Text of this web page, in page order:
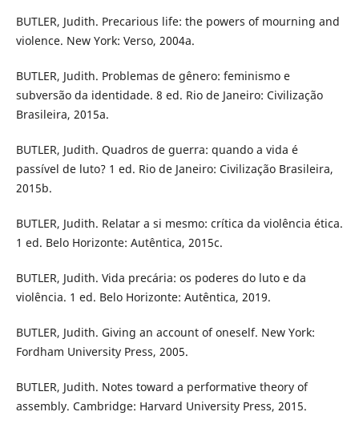
BUTLER, Judith. Precarious life: the powers of mourning and
violence. New York: Verso, 2004a.
BUTLER, Judith. Problemas de gênero: feminismo e
subversão da identidade. 8 ed. Rio de Janeiro: Civilização
Brasileira, 2015a.
BUTLER, Judith. Quadros de guerra: quando a vida é
passível de luto? 1 ed. Rio de Janeiro: Civilização Brasileira,
2015b.
BUTLER, Judith. Relatar a si mesmo: crítica da violência ética.
1 ed. Belo Horizonte: Autêntica, 2015c.
BUTLER, Judith. Vida precária: os poderes do luto e da
violência. 1 ed. Belo Horizonte: Autêntica, 2019.
BUTLER, Judith. Giving an account of oneself. New York:
Fordham University Press, 2005.
BUTLER, Judith. Notes toward a performative theory of
assembly. Cambridge: Harvard University Press, 2015.